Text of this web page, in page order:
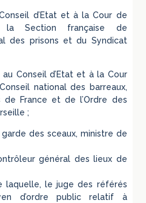
d’Etat et à la Cour de
la Section française de
des prisons et du Syndicat
Conseil d’Etat et à la Cour
national des barreaux,
France et de l’Ordre des
;
des sceaux, ministre de
général des lieux de
laquelle, le juge des référés
d’ordre public relatif à